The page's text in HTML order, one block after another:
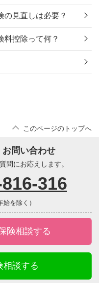
の見直しは必要？
料控除って何？
このページのトップへ
問い合わせ
問にお応えします。
316
を除く）
険相談する
相談する